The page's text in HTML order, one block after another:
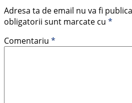
Adresa ta de email nu va fi
obligatorii sunt marcate cu *
Comentariu *